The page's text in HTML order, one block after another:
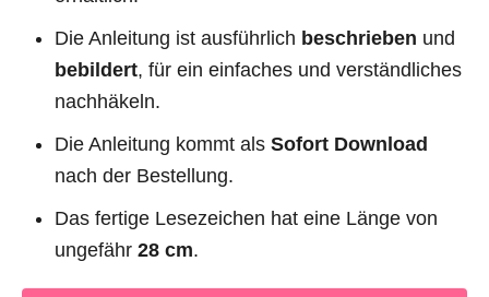
Die Anleitung ist ausführlich beschrieben und
bebildert, für ein einfaches und verständliches
nachhäkeln.
Die Anleitung kommt als Sofort Download
nach der Bestellung.
Das fertige Lesezeichen hat eine Länge von
ungefähr 28 cm.